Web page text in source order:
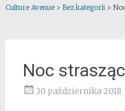
Culture Avenue> Bez kategorii>
Noc
30 października 2018